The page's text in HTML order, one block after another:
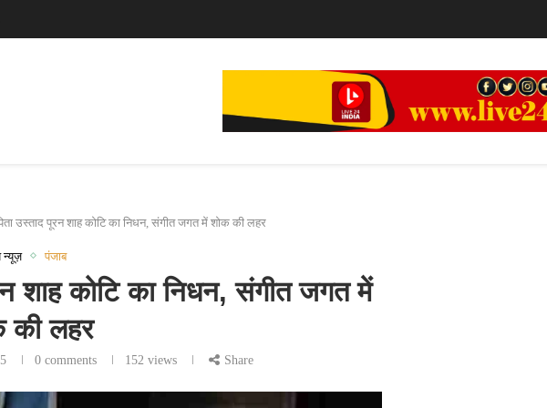
उस्ताद पूरन शाह कोटि का निधन, संगीत जगत में शोक की लहर
न्यूज़ पंजाब
शाह कोटि का निधन, संगीत जगत में
की लहर
0 comments 152 views Share